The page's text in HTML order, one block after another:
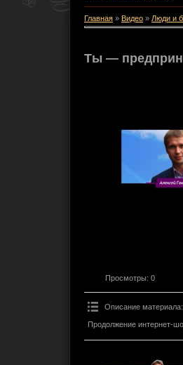
Главная » Видео » Люди и
Ты —
Просмотры: 0
Описание материала:
Продолжение интернет-